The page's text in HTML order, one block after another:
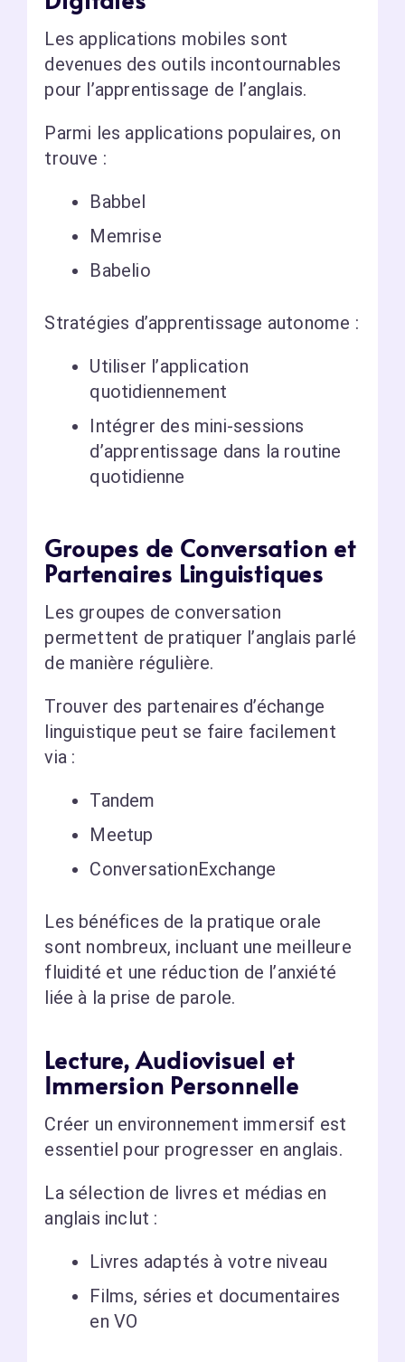
Les applications mobiles sont
devenues des outils incontournables
pour l’apprentissage de l’anglais.
Parmi les applications populaires, on
trouve :
Babbel
Memrise
Babelio
Stratégies d’apprentissage autonome :
Utiliser l’application
quotidiennement
Intégrer des mini-sessions
d’apprentissage dans la routine
quotidienne
Groupes de Conversation et
Partenaires Linguistiques
Les groupes de conversation
permettent de pratiquer l’anglais parlé
de manière régulière.
Trouver des partenaires d’échange
linguistique peut se faire facilement
via :
Tandem
Meetup
ConversationExchange
Les bénéfices de la pratique orale
sont nombreux, incluant une meilleure
fluidité et une réduction de l’anxiété
liée à la prise de parole.
Lecture, Audiovisuel et
Immersion Personnelle
Créer un environnement immersif est
essentiel pour progresser en anglais.
La sélection de livres et médias en
anglais inclut :
Livres adaptés à votre niveau
Films, séries et documentaires
en VO